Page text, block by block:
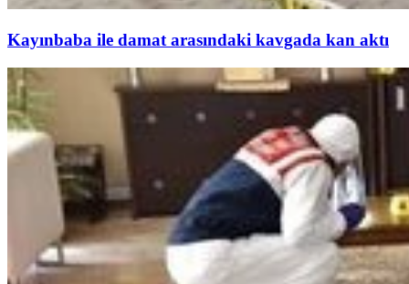
Kayınbaba ile damat arasındaki kavgada kan aktı